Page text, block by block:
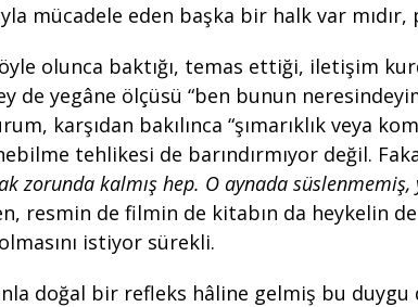
mücadele eden başka bir halk var
olunca baktığı, temas ettiği, iletişim
de yegâne ölçüsü “ben bunun
karşıdan bakılınca “şımarıklık veya
tehlikesi de barındırmıyor değil.
zorunda kalmış hep. O aynada süslenmemiş,
resmin de filmin de kitabın da heykelin
istiyor sürekli.
doğal bir refleks hâline gelmiş bu